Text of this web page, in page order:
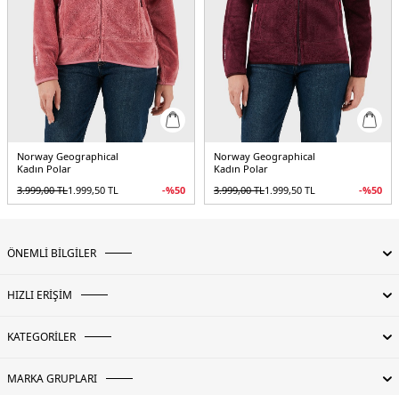
Norway Geographical
Kadın Polar
3.999,00TL1.999,50 TL -%50
Norway Geographical
Kadın Polar
3.999,00TL1.999,50 TL -%50
ÖNEMLİ BİLGİLER
HIZLI ERİŞİM
KATEGORİLER
MARKA GRUPLARI